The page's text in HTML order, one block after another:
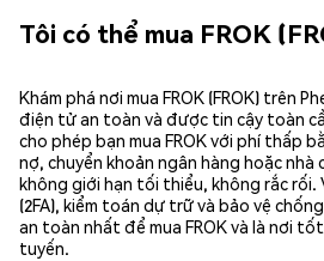
Tôi có thể mua FROK
Khám phá nơi mua FROK (FROK) trên
điện tử an toàn và được tin cậy toàn
cho phép bạn mua FROK với phí thấp
nợ, chuyển khoản ngân hàng hoặc
không giới hạn tối thiểu, không rắc rối.
(2FA), kiểm toán dự trữ và bảo vệ
an toàn nhất để mua FROK và là nơi
tuyến.